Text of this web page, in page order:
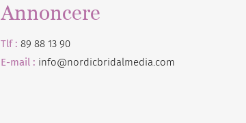
Annoncere
Tlf : 89 88 13 90
E-mail : info@nordicbridalmedia.com